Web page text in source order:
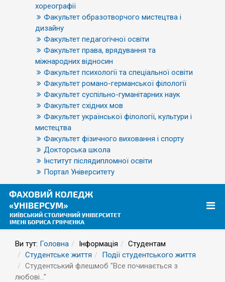
хореографії
Факультет образотворчого мистецтва і
дизайну
Факультет педагогічної освіти
Факультет права, врядування та
міжнародних відносин
Факультет психології та спеціальної освіти
Факультет романо-германської філології
Факультет суспільно-гуманітарних наук
Факультет східних мов
Факультет української філології, культури і
мистецтва
Факультет фізичного виховання і спорту
Докторська школа
Інститут післядипломної освіти
Портал Університету
Ви тут: Головна Інформація
Студентам
Студентське життя
Події студентського життя
Студентський флешмоб "Все починається з
любові..."